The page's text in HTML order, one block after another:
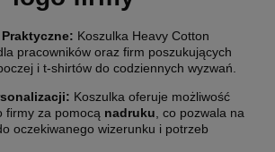
Koszulka Heavy Cotton
pracowników oraz firm poszukujących
i t-shirtów do codziennych wyzwań.
: Koszulka oferuje możliwość
firmy za pomocą nadruku, co pozwala na
oczekiwanego wizerunku i potrzeb